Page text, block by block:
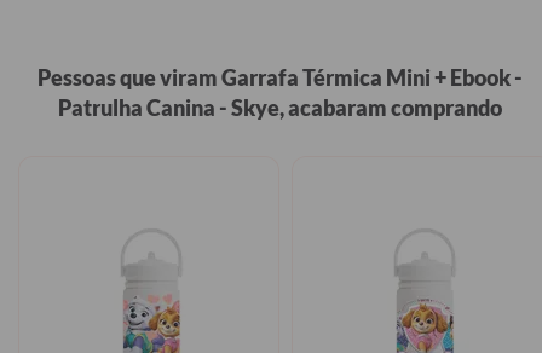
Pessoas que viram Garrafa Térmica Mini + Ebook -
Patrulha Canina - Skye, acabaram comprando